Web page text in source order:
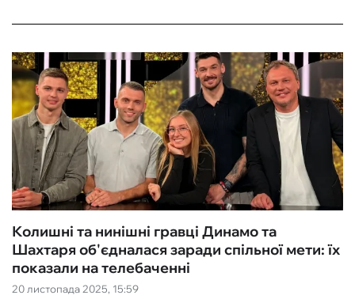
20 листопада 2025, 15:59
Колишні та нинішні гравці Динамо та
Шахтаря об'єдналася заради спільної мети: їх
показали на телебаченні